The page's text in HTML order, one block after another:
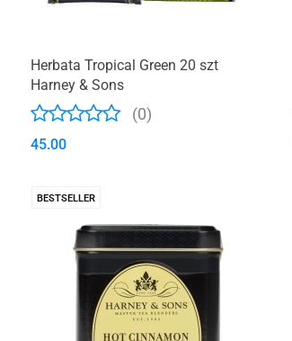
Herbata Tropical Green 20 szt
Harney & Sons
(0)
45.00
BESTSELLER